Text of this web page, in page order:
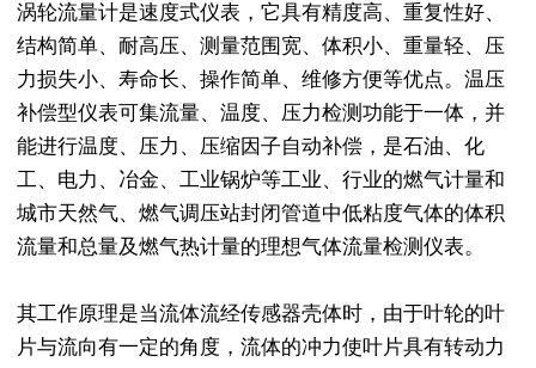
涡轮流量计是速度式仪表，它具有精度高、重复性好、
结构简单、耐高压、测量范围宽、体积小、重量轻、压
力损失小、寿命长、操作简单、维修方便等优点。温压
补偿型仪表可集流量、温度、压力检测功能于一体，并
能进行温度、压力、压缩因子自动补偿，是石油、化
工、电力、冶金、工业锅炉等工业、行业的燃气计量和
城市天然气、燃气调压站封闭管道中低粘度气体的体积
流量和总量及燃气热计量的理想气体流量检测仪表。
其工作原理是当流体流经传感器壳体时，由于叶轮的叶
片与流向有一定的角度，流体的冲力使叶片具有转动力